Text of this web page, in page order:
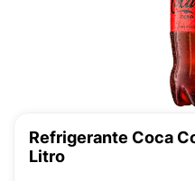
Refrigerante Coca
Litro